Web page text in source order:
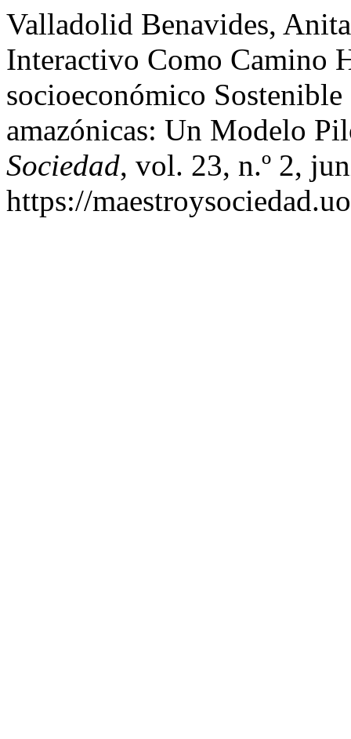
Valladolid Benavides,
Interactivo Como Camino
socioeconómico
amazónicas: Un Modelo
Sociedad, vol. 23, n.º 2,
https://